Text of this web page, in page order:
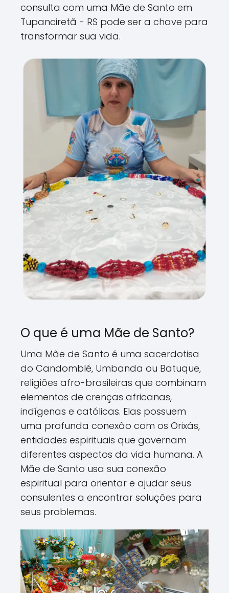
consulta com uma Mãe de Santo em
Tupanciretã - RS pode ser a chave para
transformar sua vida.
O que é uma Mãe de Santo?
Uma Mãe de Santo é uma sacerdotisa
do Candomblé, Umbanda ou Batuque,
religiões afro-brasileiras que combinam
elementos de crenças africanas,
indígenas e católicas. Elas possuem
uma profunda conexão com os Orixás,
entidades espirituais que governam
diferentes aspectos da vida humana. A
Mãe de Santo usa sua conexão
espiritual para orientar e ajudar seus
consulentes a encontrar soluções para
seus problemas.